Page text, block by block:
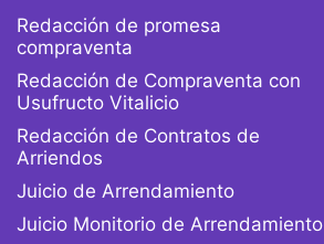
Redacción de promesa
compraventa
Redacción de Compraventa con
Usufructo Vitalicio
Redacción de Contratos de
Arriendos
Juicio de Arrendamiento
Juicio Monitorio de Arrendamiento